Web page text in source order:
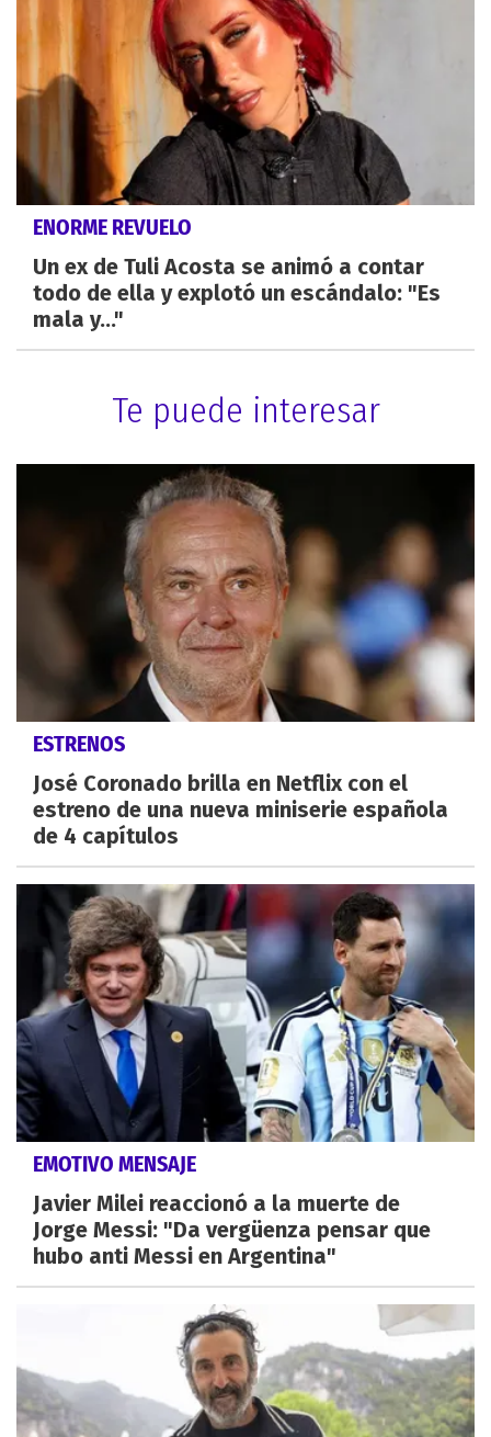
ENORME REVUELO
Un ex de Tuli Acosta se animó a contar
todo de ella y explotó un escándalo: "Es
mala y..."
Te puede interesar
ESTRENOS
José Coronado brilla en Netflix con el
estreno de una nueva miniserie española
de 4 capítulos
EMOTIVO MENSAJE
Javier Milei reaccionó a la muerte de
Jorge Messi: "Da vergüenza pensar que
hubo anti Messi en Argentina"